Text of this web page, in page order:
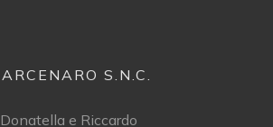
S.N.C.
e Riccardo